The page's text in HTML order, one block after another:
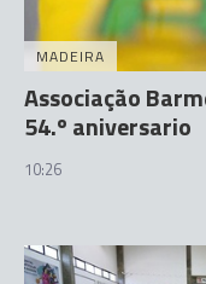
MADEIRA
Associação
54.º aniversario
10:26